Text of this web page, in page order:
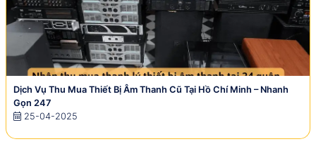
Dịch Vụ Thu Mua Thiết Bị Âm Thanh Cũ Tại Hồ Chí Minh – Nhanh
Gọn 247
25-04-2025